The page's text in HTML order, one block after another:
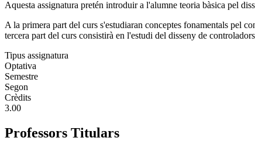
Aquesta assignatura pretén introduir a l'alumne teoria bàsica pel
A la primera part del curs s'estudiaran conceptes fonamentals pel
tercera part del curs consistirà en l'estudi del disseny de
Tipus assignatura
Optativa
Semestre
Segon
Crèdits
3.00
Professors Titulars